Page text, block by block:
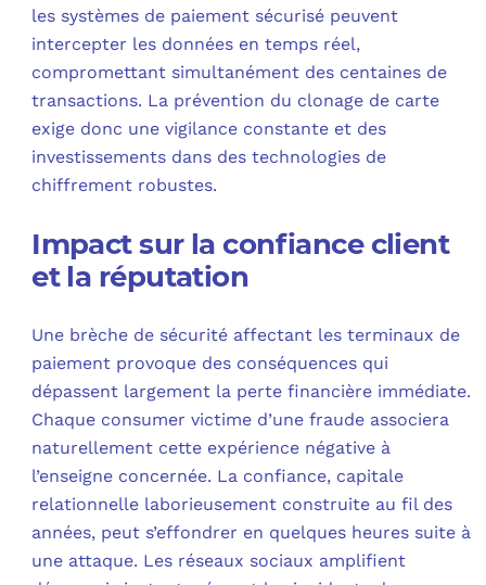
les systèmes de paiement sécurisé peuvent
intercepter les données en temps réel,
compromettant simultanément des centaines de
transactions. La prévention du clonage de carte
exige donc une vigilance constante et des
investissements dans des technologies de
chiffrement robustes.
Impact sur la confiance client
et la réputation
Une brèche de sécurité affectant les terminaux de
paiement provoque des conséquences qui
dépassent largement la perte financière immédiate.
Chaque consumer victime d’une fraude associera
naturellement cette expérience négative à
l’enseigne concernée. La confiance, capitale
relationnelle laborieusement construite au fil des
années, peut s’effondrer en quelques heures suite à
une attaque. Les réseaux sociaux amplifient